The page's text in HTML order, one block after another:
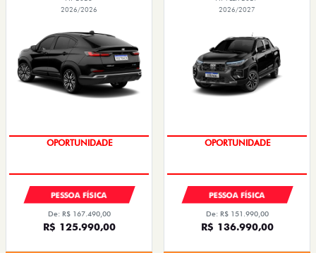
2026/2026
PESSOA FÍSICA
De: R$ 167.490,00
R$ 125.990,00
2026/2027
PESSOA FÍSICA
De: R$ 151.990,00
R$ 136.990,00